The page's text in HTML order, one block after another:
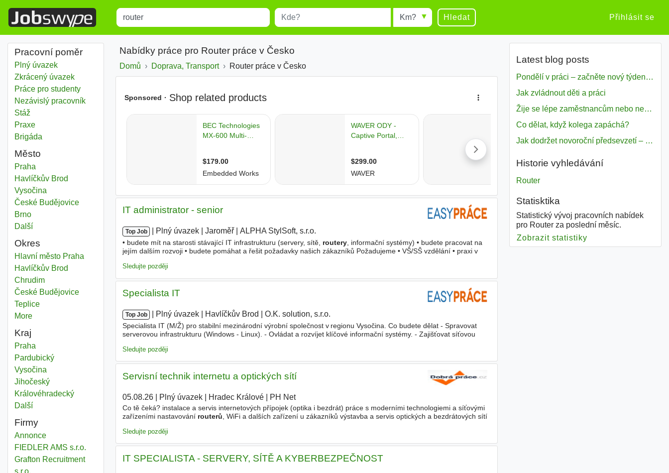
Title Místo Radius Hledat Přihlásit se
Pracovní poměr
Plný úvazek
Zkrácený úvazek
Práce pro studenty
Nezávislý pracovník
Stáž
Praxe
Brigáda
Město
Router
Praha
Router
Havlíčkův Brod
Router
Vysočina
Router
České Budějovice
Router
Brno
Dalšíměsta
Okres
Router
Hlavní město Praha
Router
Havlíčkův Brod
Router
ChrudimOkres
Router
České BudějoviceOkres
Router
TepliceOkres
Moredistricts
Kraj
Router
Praha
Router
PardubickýKraj
Router
Vysočina
Router
JihočeskýKraj
Router
KrálovéhradeckýKraj
Dalšíkraj
Firmy
Annonce
FIEDLER AMS s.r.o.
Grafton Recruitment
s.r.o.
Nabídky práce pro Router práce v Česko
Domů Doprava, Transport Router práce v Česko
IT administrator - senior
Top Job Plný úvazek Jaroměř ALPHA StylSoft, s.r.o.
• budete mít na starosti stávající IT infrastrukturu (servery, sítě, routery, informační systémy) • budete pracovat na
jejím dalším rozvoji • budete pomáhat a řešit požadavky našich zákazníků Požadujeme • VŠ/SŠ vzdělání • praxi v
Sledujte později
Specialista IT
Top Job Plný úvazek Havlíčkův Brod O.K. solution, s.r.o.
Specialista IT (M/Ž) pro stabilní mezinárodní výrobní společnost v regionu Vysočina. Co budete dělat - Spravovat
serverovou infrastrukturu (Windows - Linux). - Ovládat a rozvíjet klíčové informační systémy. - Zajišťovat síťovou
Sledujte později
Servisní technik internetu a optických sítí
05.08.26| Plný úvazek| Hradec Králové| PH Net
Co tě čeká? instalace a servis internetových přípojek (optika i bezdrát) práce s moderními technologiemi a síťovými
zařízeními nastavování routerů , WiFi a dalších zařízení u zákazníků výstavba a servis optických a bezdrátových sítí
Sledujte později
IT SPECIALISTA - SERVERY, SÍTĚ A KYBERBEZPEČNOST
Latest blog posts
Pondělí v práci – začněte nový týden s motivací
Jak zvládnout děti a práci
Žije se lépe zaměstnancům nebo nezavislým pracovníkům
Co dělat, když kolega zapáchá?
Jak dodržet novoroční předsevzetí – naše tipy pro dobrý začátek roku 2018
Historie vyhledávání
Router
Statisktika
Statistický vývoj pracovních nabídek
pro Router za poslední měsíc.
Zobrazit statistiky